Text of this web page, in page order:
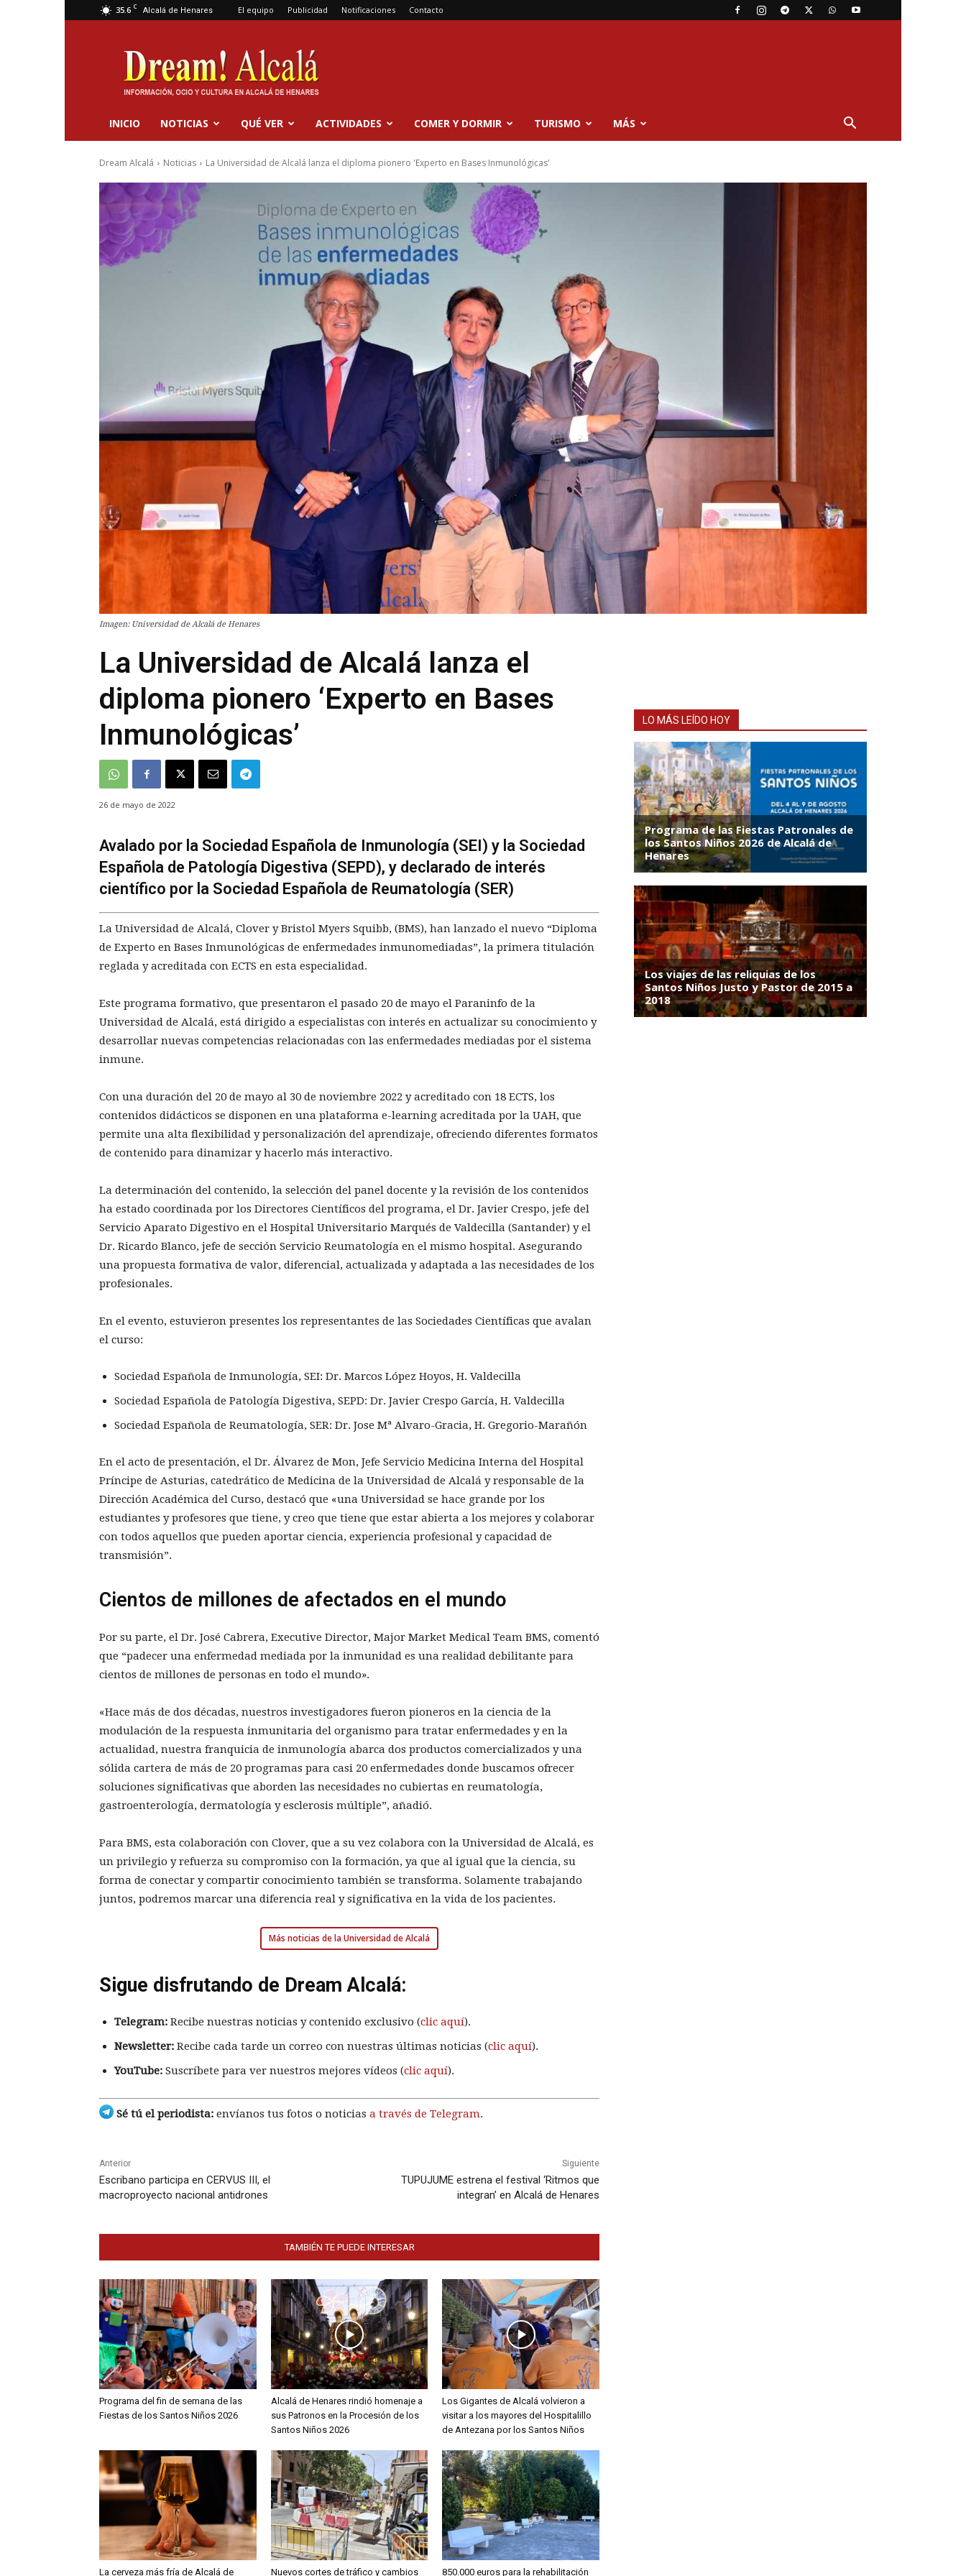
35.6 C Alcalá de Henares El equipo Publicidad Notificaciones Contacto
Dream
Alcalá
INICIO NOTICIAS QUÉ VER ACTIVIDADES COMER Y DORMIR TURISMO MÁS
Dream Alcalá Noticias La Universidad de Alcalá lanza el diploma pionero 'Experto en Bases Inmunológicas'
Imagen: Universidad de Alcalá de Henares
La Universidad de Alcalá lanza el
diploma pionero ‘Experto en Bases
Inmunológicas’
26 de mayo de 2022
Avalado por la Sociedad Española de Inmunología (SEI) y la Sociedad
Española de Patología Digestiva (SEPD), y declarado de interés
científico por la Sociedad Española de Reumatología (SER)
La Universidad de Alcalá, Clover y Bristol Myers Squibb, (BMS), han lanzado el nuevo “Diploma
de Experto en Bases Inmunológicas de enfermedades inmunomediadas”, la primera titulación
reglada y acreditada con ECTS en esta especialidad.
Este programa formativo, que presentaron el pasado 20 de mayo el Paraninfo de la
Universidad de Alcalá, está dirigido a especialistas con interés en actualizar su conocimiento y
desarrollar nuevas competencias relacionadas con las enfermedades mediadas por el sistema
inmune.
Con una duración del 20 de mayo al 30 de noviembre 2022 y acreditado con 18 ECTS, los
contenidos didácticos se disponen en una plataforma e-learning acreditada por la UAH, que
permite una alta flexibilidad y personalización del aprendizaje, ofreciendo diferentes formatos
de contenido para dinamizar y hacerlo más interactivo.
La determinación del contenido, la selección del panel docente y la revisión de los contenidos
ha estado coordinada por los Directores Científicos del programa, el Dr. Javier Crespo, jefe del
Servicio Aparato Digestivo en el Hospital Universitario Marqués de Valdecilla (Santander) y el
Dr. Ricardo Blanco, jefe de sección Servicio Reumatología en el mismo hospital. Asegurando
una propuesta formativa de valor, diferencial, actualizada y adaptada a las necesidades de los
profesionales.
En el evento, estuvieron presentes los representantes de las Sociedades Científicas que avalan
el curso:
Sociedad Española de Inmunología, SEI: Dr. Marcos López Hoyos, H. Valdecilla
Sociedad Española de Patología Digestiva, SEPD: Dr. Javier Crespo García, H. Valdecilla
Sociedad Española de Reumatología, SER: Dr. Jose Mª Alvaro-Gracia, H. Gregorio-Marañón
En el acto de presentación, el Dr. Álvarez de Mon, Jefe Servicio Medicina Interna del Hospital
Príncipe de Asturias, catedrático de Medicina de la Universidad de Alcalá y responsable de la
Dirección Académica del Curso, destacó que «una Universidad se hace grande por los
estudiantes y profesores que tiene, y creo que tiene que estar abierta a los mejores y colaborar
con todos aquellos que pueden aportar ciencia, experiencia profesional y capacidad de
transmisión”.
Cientos de millones de afectados en el mundo
Por su parte, el Dr. José Cabrera, Executive Director, Major Market Medical Team BMS, comentó
que “padecer una enfermedad mediada por la inmunidad es una realidad debilitante para
cientos de millones de personas en todo el mundo».
«Hace más de dos décadas, nuestros investigadores fueron pioneros en la ciencia de la
modulación de la respuesta inmunitaria del organismo para tratar enfermedades y en la
actualidad, nuestra franquicia de inmunología abarca dos productos comercializados y una
sólida cartera de más de 20 programas para casi 20 enfermedades donde buscamos ofrecer
soluciones significativas que aborden las necesidades no cubiertas en reumatología,
gastroenterología, dermatología y esclerosis múltiple”, añadió.
Para BMS, esta colaboración con Clover, que a su vez colabora con la Universidad de Alcalá, es
un privilegio y refuerza su compromiso con la formación, ya que al igual que la ciencia, su
forma de conectar y compartir conocimiento también se transforma. Solamente trabajando
juntos, podremos marcar una diferencia real y significativa en la vida de los pacientes.
Más noticias de la Universidad de Alcalá
Sigue disfrutando de Dream Alcalá:
Telegram: Recibe nuestras noticias y contenido exclusivo (clic aquí).
Newsletter: Recibe cada tarde un correo con nuestras últimas noticias (clic aquí).
YouTube: Suscríbete para ver nuestros mejores vídeos (clic aquí).
Sé tú el periodista: envíanos tus fotos o noticias a través de Telegram.
Anterior
Escribano participa en CERVUS III, el
macroproyecto nacional antidrones
Siguiente
TUPUJUME estrena el festival ‘Ritmos que
integran’ en Alcalá de Henares
TAMBIÉN TE PUEDE INTERESAR
Programa del fin de semana de las
Fiestas de los Santos Niños 2026
Alcalá de Henares rindió homenaje a
sus Patronos en la Procesión de los
Santos Niños 2026
Los Gigantes de Alcalá volvieron a
visitar a los mayores del Hospitalillo
de Antezana por los Santos Niños
La cerveza más fría de Alcalá de Nuevos cortes de tráfico y cambios 850.000 euros para la rehabilitación
LO MÁS LEÍDO HOY